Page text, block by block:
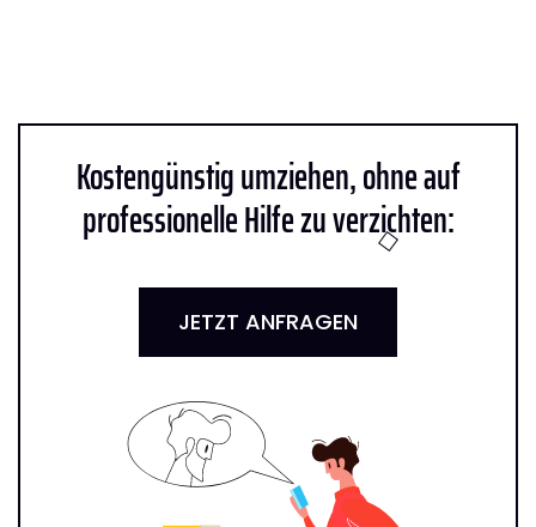
Kostengünstig umziehen, ohne auf
professionelle Hilfe zu verzichten:
JETZT ANFRAGEN